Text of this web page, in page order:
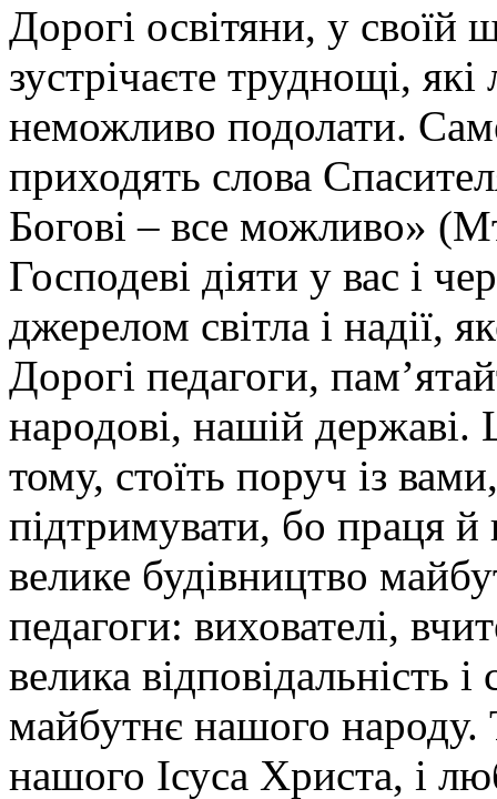
Дорогі освітяни, у своїй
зустрічаєте труднощі,
неможливо подолати.
приходять слова
Богові – все можливо»
Господеві діяти у вас і
джерелом світла і надії,
Дорогі педагоги,
народові, нашій державі.
тому, стоїть поруч із
підтримувати, бо праця й
велике будівництво
педагоги: вихователі,
велика відповідальність
майбутнє нашого народу.
нашого Ісуса Христа, і